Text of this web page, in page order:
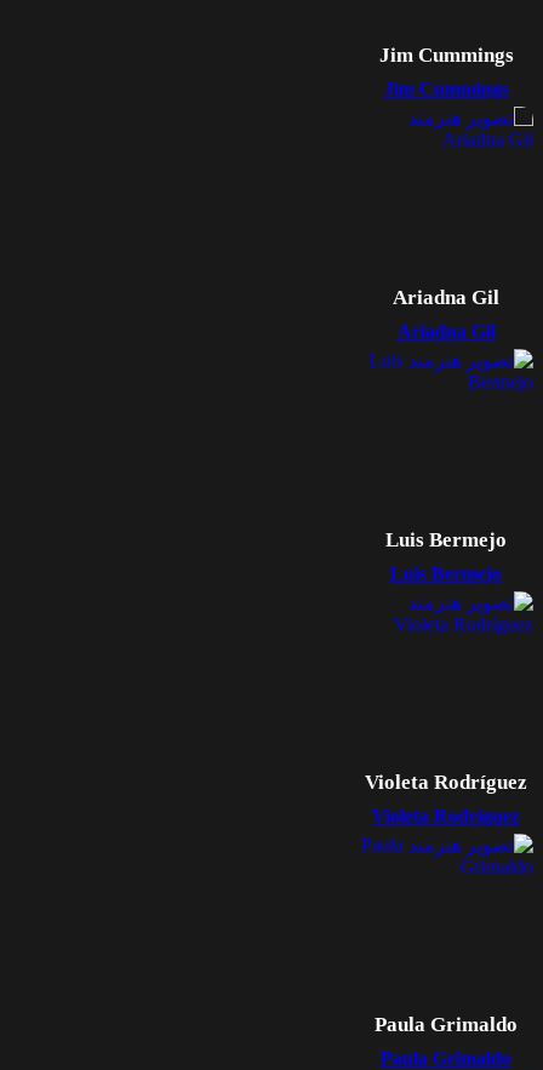
Jim Cummings
Jim Cummings
Ariadna Gil
Ariadna Gil
Luis Bermejo
Luis Bermejo
Violeta Rodríguez
Violeta Rodríguez
Paula Grimaldo
Paula Grimaldo